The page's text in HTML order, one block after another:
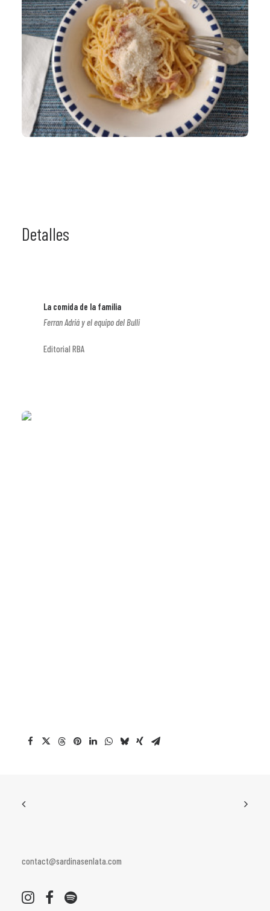
Detalles
La comida de la familia
Ferran Adriá y el equipo del Bulli
Editorial RBA
contact@sardinasenlata.com